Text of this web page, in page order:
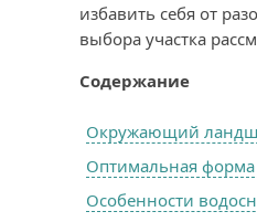
избавить себя от
выбора участка
Содержание
Окружающий
Оптимальная форма
Особенности